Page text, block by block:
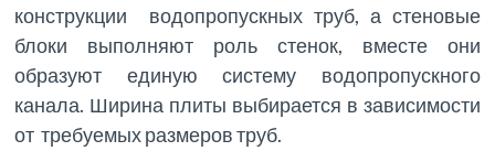
конструкции водопропускных труб, а стеновые
блоки выполняют роль стенок, вместе они
образуют единую систему водопропускного
канала. Ширина плиты выбирается в зависимости
от требуемых размеров труб.